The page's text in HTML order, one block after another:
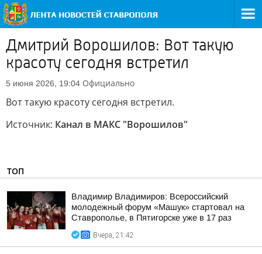
Дмитрий Ворошилов: Вот такую
красоту сегодня встретил
5 июня 2026, 19:04 Официально
Вот такую красоту сегодня встретил.
Источник: Канал в МАКС "Ворошилов"
ТОП
Владимир Владимиров: Всероссийский
молодежный форум «Машук» стартовал на
Ставрополье, в Пятигорске уже в 17 раз
Вчера, 21:42